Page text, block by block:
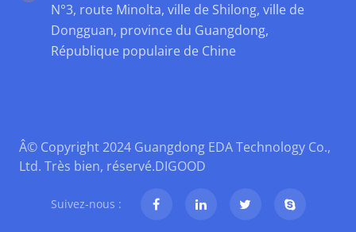
N°3, route Minolta, ville de Shilong, ville de
Dongguan, province du Guangdong,
République populaire de Chine
Â© Copyright 2024 Guangdong EDA Technology Co.,
Ltd. Très bien, réservé.DIGOOD
Suivez-nous :